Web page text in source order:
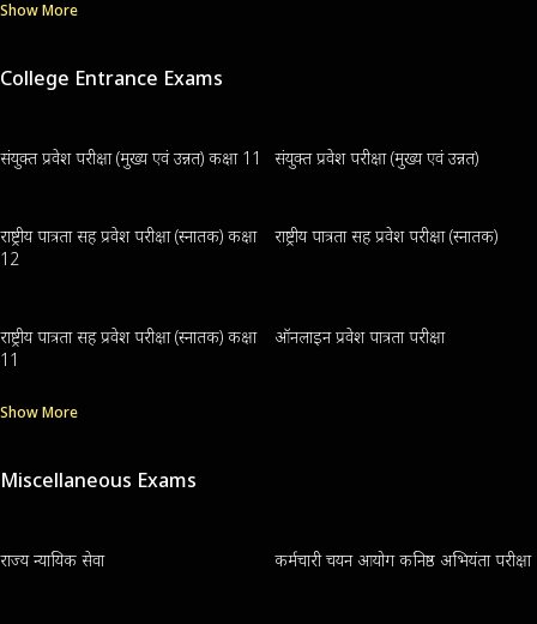
Show More
College Entrance Exams
संयुक्त प्रवेश परीक्षा (मुख्य एवं उन्नत) कक्षा 11 संयुक्त प्रवेश परीक्षा (मुख्य एवं उन्नत)
राष्ट्रीय पात्रता सह प्रवेश परीक्षा (स्नातक) कक्षा
12
राष्ट्रीय पात्रता सह प्रवेश परीक्षा (स्नातक)
राष्ट्रीय पात्रता सह प्रवेश परीक्षा (स्नातक) कक्षा
11
ऑनलाइन प्रवेश पात्रता परीक्षा
Show More
Miscellaneous Exams
राज्य न्यायिक सेवा कर्मचारी चयन आयोग कनिष्ठ अभियंता परीक्षा